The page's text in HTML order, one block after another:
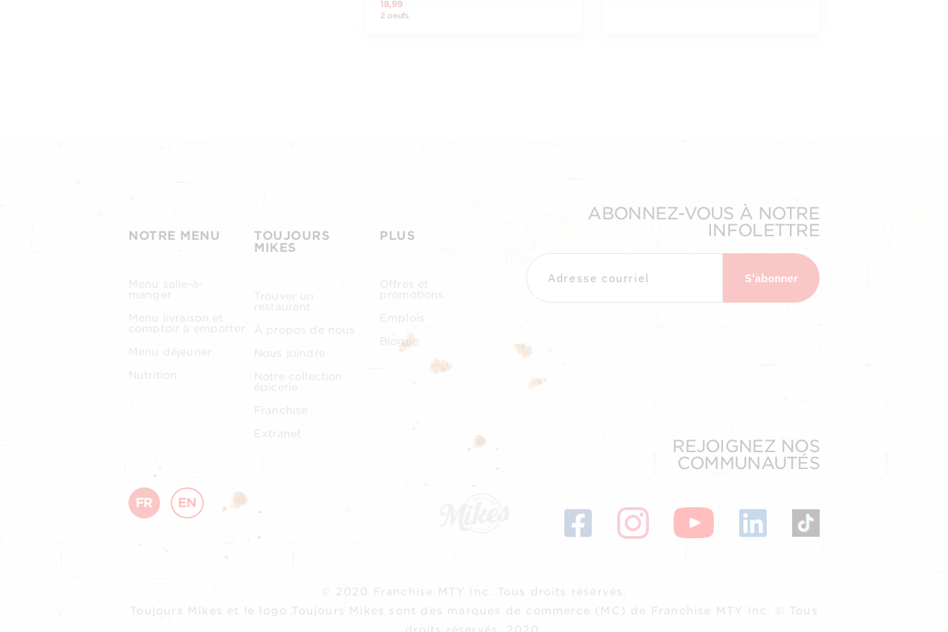
18,99
2 oeufs
NOTRE MENU
Menu salle-à-
Menu livraison et
comptoir à emporter
TOUJOURS
MIKES
Trouver un
À propos de nous
Notre collection
Franchise
PLUS
promotions
Blogue
ABONNEZ-VOUS À NOTRE
INFOLETTRE
S'abonner
FR EN
REJOIGNEZ NOS
COMMUNAUTÉS
© 2020 Franchise MTY Inc. Tous droits réservés.
Toujours Mikes et le logo Toujours Mikes sont des marques de commerce (MC) de Franchise MTY Inc. © Tous